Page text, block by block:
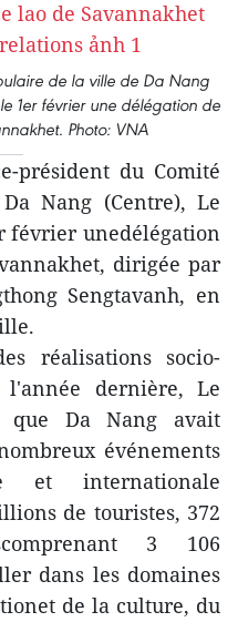
de la ville de Da Nang
1er février une délégation de
Photo: VNA
président du Comité
Nang (Centre), Le
février unedélégation
dirigée par
Sengtavanh, en
réalisations socio-
dernière, Le
que Da Nang avait
événements
et internationale
de touristes, 372
3 106
dans les domaines
de la culture, du